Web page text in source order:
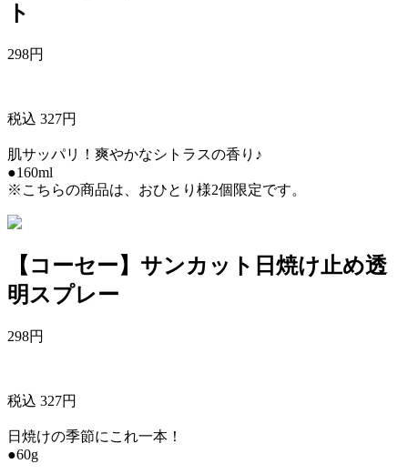
ト
298円
税込 327円
肌サッパリ！爽やかなシトラスの香り♪
●160ml
※こちらの商品は、おひとり様2個限定です。
【コーセー】サンカット日焼け止め透
明スプレー
298円
税込 327円
日焼けの季節にこれ一本！
●60g